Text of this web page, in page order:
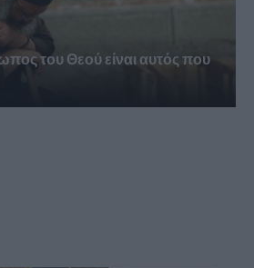
του Θεού είναι αυτός που